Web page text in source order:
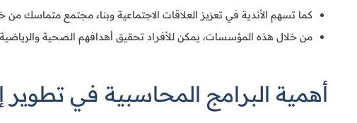
كما تسهم الأندية في تعزيز العلاقات الاجتماعية وبناء مجتمع متماسك من
من خلال هذه المؤسسات، يمكن للأفراد تحقيق أهدافهم الصحية
أهمية البرامج المحاسبية في تطوير